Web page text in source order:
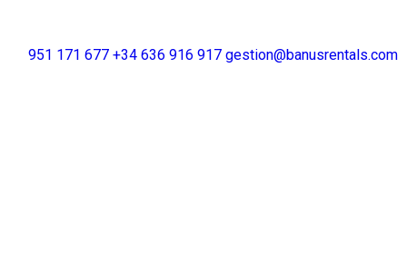
+34 951 171 677 +34 636 916 917 gestion@banusrentals.com